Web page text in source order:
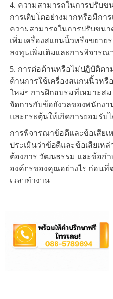
4. ความสามารถในการปรับ
การเติบโตอย่างมากหรือมีกา
ความสามารถในการปรับขนา
เพิ่มเครื่องสแกนนิ้วหรือขยาย
ลงทุนเพิ่มเติมและการพิจารณ
5. การต่อต้านหรือไม่ปฏิบัติต
ต้านการใช้เครื่องสแกนนิ้วหรื
ใหม่ๆ การฝึกอบรมที่เหมาะส
จัดการกับข้อกังวลของพนักง
และกระตุ้นให้เกิดการยอมรับ
การพิจารณาข้อดีและข้อเสียเ
ประเมินว่าข้อดีและข้อเสียเห
ต้องการ วัฒนธรรม และข้อก
องค์กรของคุณอย่างไร ก่อนที่
เวลาทำงาน